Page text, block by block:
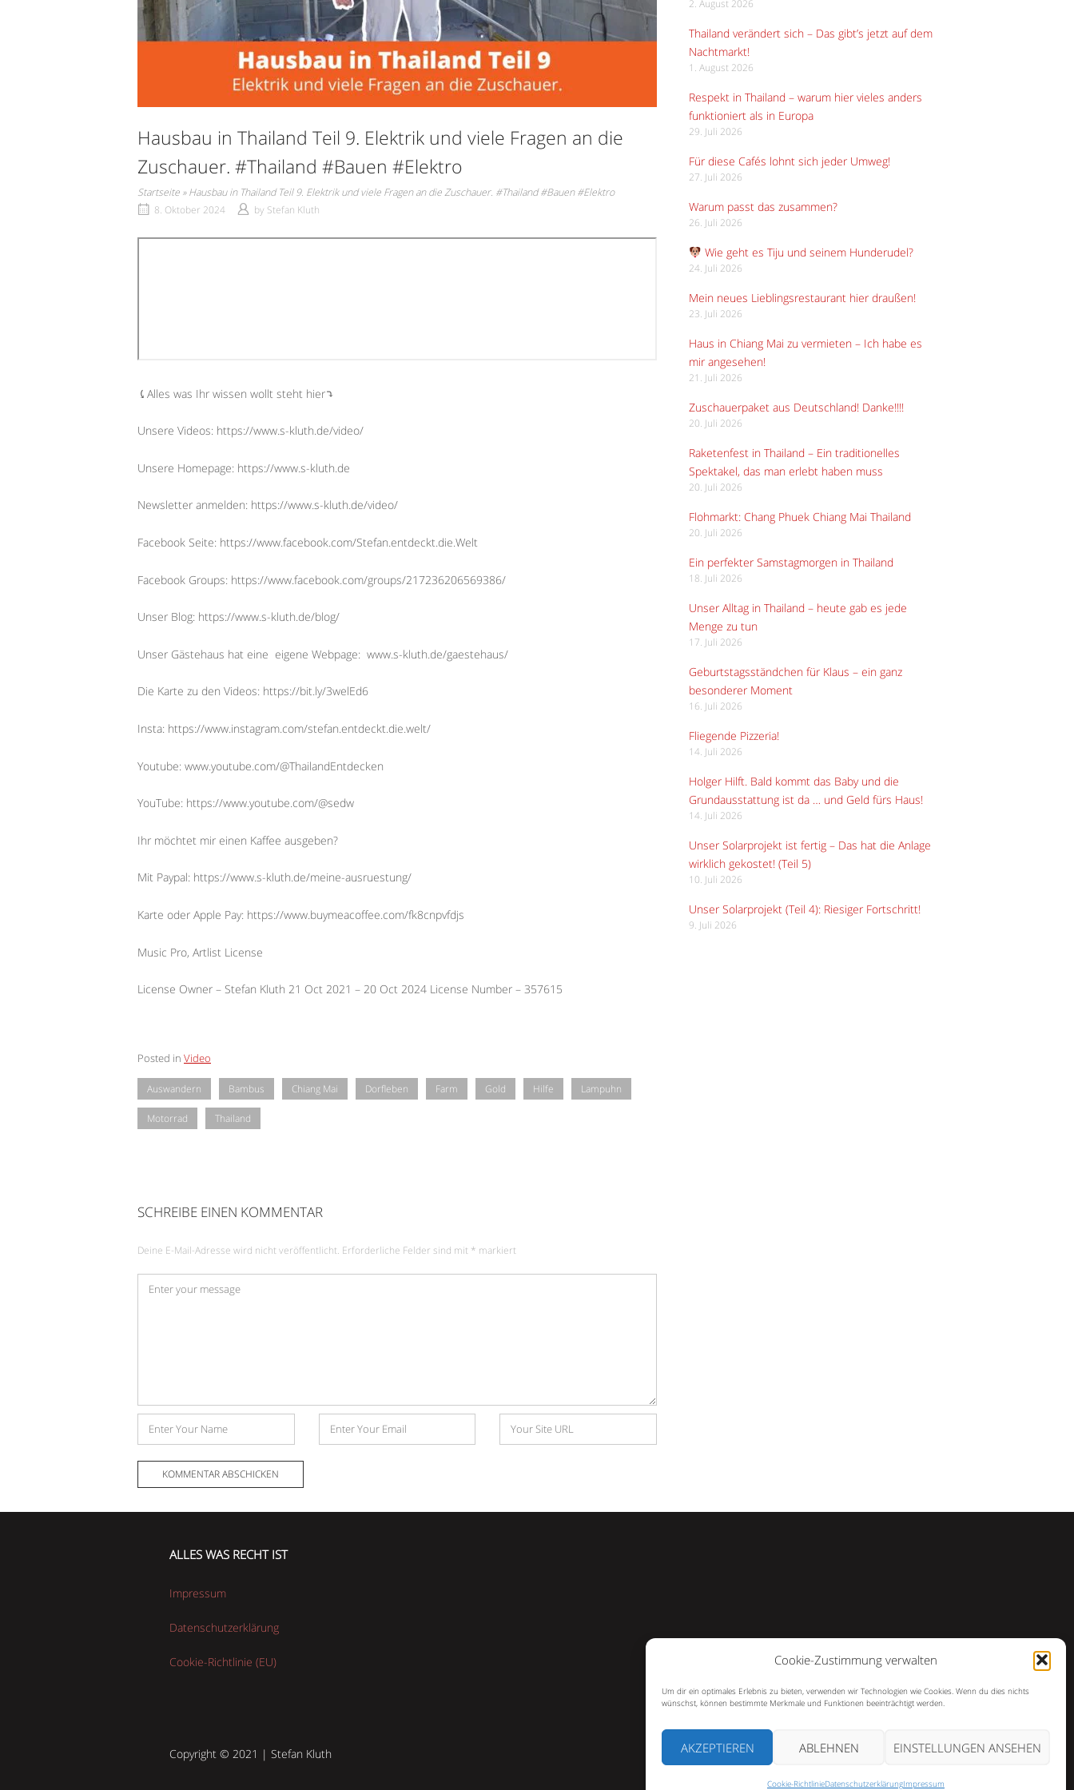
Cookie-Zustimmung verwalten
Um dir ein optimales Erlebnis zu bieten, verwenden wir Technologien wie Cookies. Wenn du dies nichts
wünschst, können bestimmte Merkmale und Funktionen beeinträchtigt werden.
AKZEPTIEREN ABLEHNEN EINSTELLUNGEN ANSEHEN
Cookie-RichtlinieDatenschutzerklärungImpressum
Hausbau in Thailand Teil 9. Elektrik und viele Fragen an die
Zuschauer. #Thailand #Bauen #Elektro
Startseite »Hausbau in Thailand Teil 9. Elektrik und viele Fragen an die Zuschauer. #Thailand #Bauen #Elektro
8. Oktober 2024
by Stefan Kluth
⤹Alles was Ihr wissen wollt steht hier⤵︎
Unsere Videos: https://www.s-kluth.de/video/
Unsere Homepage: https://www.s-kluth.de
Newsletter anmelden: https://www.s-kluth.de/video/
Facebook Seite: https://www.facebook.com/Stefan.entdeckt.die.Welt
Facebook Groups: https://www.facebook.com/groups/217236206569386/
Unser Blog: https://www.s-kluth.de/blog/
Unser Gästehaus hat eine eigene Webpage: www.s-kluth.de/gaestehaus/
Die Karte zu den Videos: https://bit.ly/3welEd6
Insta: https://www.instagram.com/stefan.entdeckt.die.welt/
Youtube: www.youtube.com/@ThailandEntdecken
YouTube: https://www.youtube.com/@sedw
Ihr möchtet mir einen Kaffee ausgeben?
Mit Paypal: https://www.s-kluth.de/meine-ausruestung/
Karte oder Apple Pay: https://www.buymeacoffee.com/fk8cnpvfdjs
Music Pro, Artlist License
License Owner – Stefan Kluth 21 Oct 2021 – 20 Oct 2024 License Number – 357615
Posted in Video
Auswandern Bambus Chiang Mai Dorfleben Farm Gold Hilfe Lampuhn
Motorrad Thailand
SCHREIBE EINEN KOMMENTAR
Deine E-Mail-Adresse wird nicht veröffentlicht. Erforderliche Felder sind mit * markiert
Kommentar
Name
Mail-
Website
2. August 2026
Thailand verändert sich – Das gibt’s jetzt auf dem
Nachtmarkt!
1. August 2026
Respekt in Thailand – warum hier vieles anders
funktioniert als in Europa
29. Juli 2026
Für diese Cafés lohnt sich jeder Umweg!
27. Juli 2026
Warum passt das zusammen?
26. Juli 2026
Wie geht es Tiju und seinem Hunderudel?
24. Juli 2026
Mein neues Lieblingsrestaurant hier draußen!
23. Juli 2026
Haus in Chiang Mai zu vermieten – Ich habe es
mir angesehen!
21. Juli 2026
Zuschauerpaket aus Deutschland! Danke!!!!
20. Juli 2026
Raketenfest in Thailand – Ein traditionelles
Spektakel, das man erlebt haben muss
20. Juli 2026
Flohmarkt: Chang Phuek Chiang Mai Thailand
20. Juli 2026
Ein perfekter Samstagmorgen in Thailand
18. Juli 2026
Unser Alltag in Thailand – heute gab es jede
Menge zu tun
17. Juli 2026
Geburtstagsständchen für Klaus – ein ganz
besonderer Moment
16. Juli 2026
Fliegende Pizzeria!
14. Juli 2026
Holger Hilft. Bald kommt das Baby und die
Grundausstattung ist da … und Geld fürs Haus!
14. Juli 2026
Unser Solarprojekt ist fertig – Das hat die Anlage
wirklich gekostet! (Teil 5)
10. Juli 2026
Unser Solarprojekt (Teil 4): Riesiger Fortschritt!
9. Juli 2026
ALLES WAS RECHT IST
Impressum
Datenschutzerklärung
Cookie-Richtlinie (EU)
Copyright © 2021 | Stefan Kluth